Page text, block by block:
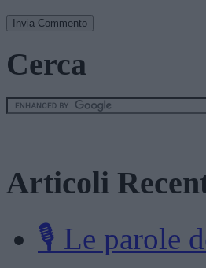
Cerca
Articoli
🎙️ Le parole